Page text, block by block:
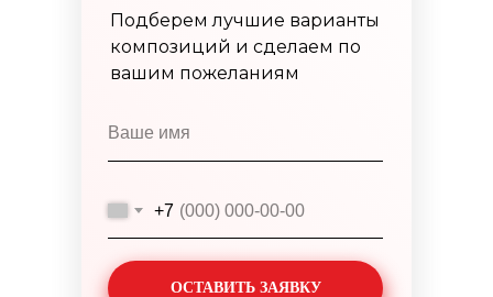
Подберем лучшие варианты
композиций и сделаем по
вашим пожеланиям
+7
ОСТАВИТЬ ЗАЯВКУ